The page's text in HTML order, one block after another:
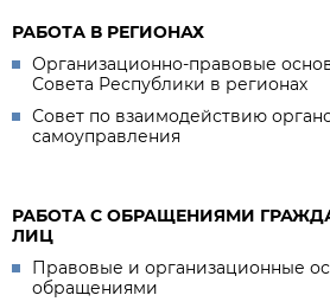
РАБОТА В РЕГИОНАХ
Организационно-правовые
Совета Республики в регионах
Совет по взаимодействию
самоуправления
РАБОТА С ОБРАЩЕНИЯМИ
ЛИЦ
Правовые и организационные
обращениями